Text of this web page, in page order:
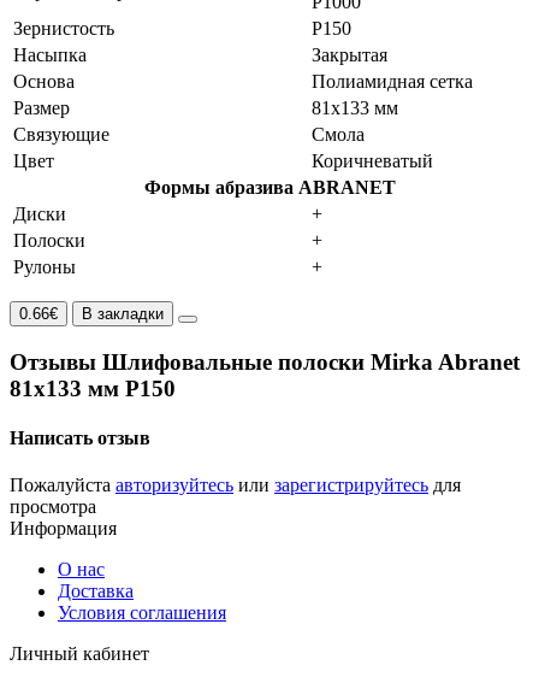
Зернистость
P150
Насыпка
Закрытая
Основа
Полиамидная сетка
Размер
81x133 мм
Связующие
Смола
Цвет
Коричневатый
Формы абразива ABRANET
Диски
+
Полоски
+
Рулоны
+
0.66€ В закладки
Отзывы Шлифовальные полоски Mirka Abranet
81x133 мм P150
Написать отзыв
Пожалуйста авторизуйтесь или зарегистрируйтесь для
просмотра
Информация
О нас
Доставка
Условия соглашения
Личный кабинет